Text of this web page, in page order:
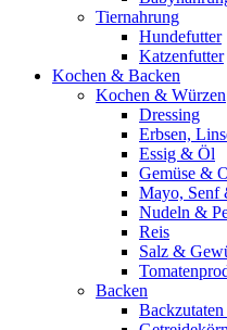
Tiernahrung
Hundefutter
Katzenfutter
Kochen & Backen
Kochen & Würzen
Dressing
Erbsen,
Essig & Öl
Gemüse &
Mayo, Senf
Nudeln &
Reis
Salz &
Backen